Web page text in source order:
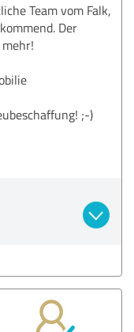
Team vom Falk,
Der
;-)